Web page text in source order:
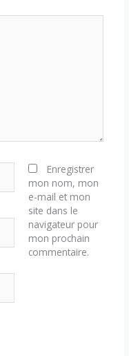
Enregistrer
mon nom, mon
e-mail et mon
site dans le
navigateur pour
mon prochain
commentaire.